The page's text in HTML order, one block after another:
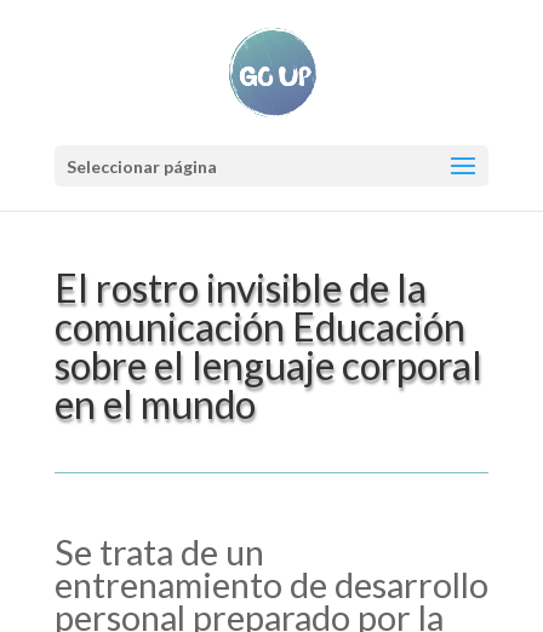
Seleccionar página
El rostro invisible de la
comunicación Educación
sobre el lenguaje corporal
en el mundo
Se trata de un
entrenamiento de desarrollo
personal preparado por la